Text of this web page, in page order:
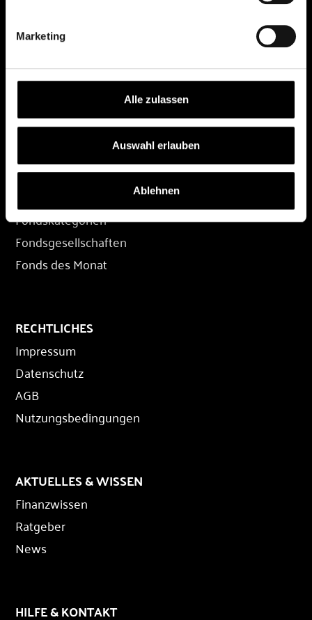
Marketing
Alle zulassen
Auswahl erlauben
Ablehnen
Depot eröffnen
Depot übertragen
Konditionen
FONDS
Fondskategorien
Fondsgesellschaften
Fonds des Monat
RECHTLICHES
Impressum
Datenschutz
AGB
Nutzungsbedingungen
AKTUELLES & WISSEN
Finanzwissen
Ratgeber
News
HILFE & KONTAKT